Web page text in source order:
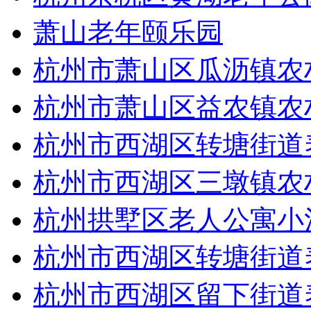
萧山老年颐乐园
杭州市萧山区瓜沥镇
杭州市萧山区益农镇
杭州市西湖区转塘街
杭州市西湖区三墩镇
杭州拱墅区老人公寓小
杭州市西湖区转塘街
杭州市西湖区留下街